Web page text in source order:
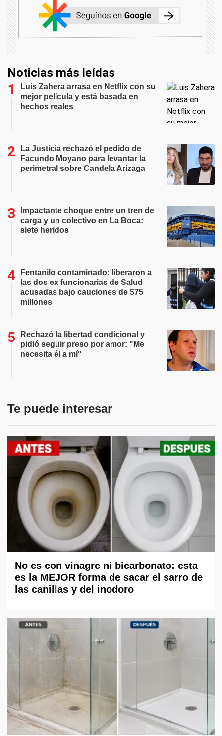
Noticias más leídas
Luis Zahera arrasa en Netflix con su
mejor película y está basada en
hechos reales
La Justicia rechazó el pedido de
Facundo Moyano para levantar la
perimetral sobre Candela Arizaga
Impactante choque entre un tren de
carga y un colectivo en La Boca:
siete heridos
Fentanilo contaminado: liberaron a
las dos ex funcionarias de Salud
acusadas bajo cauciones de $75
millones
Rechazó la libertad condicional y
pidió seguir preso por amor: "Me
necesita él a mí"
Te puede interesar
No es con vinagre ni bicarbonato: esta
es la MEJOR forma de sacar el sarro de
las canillas y del inodoro